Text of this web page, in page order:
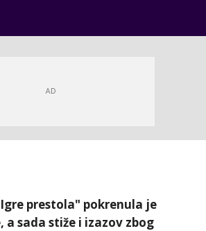
prestola" pokrenula je
a sada stiže i izazov zbog